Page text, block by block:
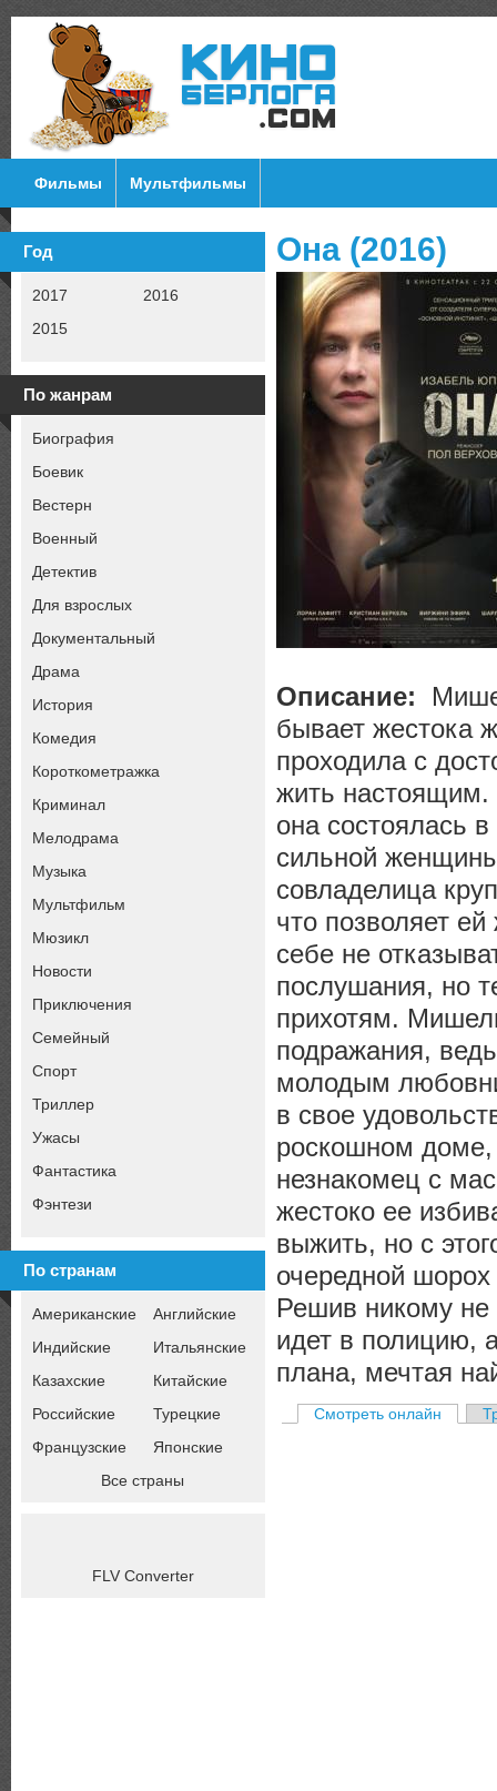
Фильмы Мультфильмы
Год
2017
2016
2015
По жанрам
Биография
Боевик
Вестерн
Военный
Детектив
Для взрослых
Документальный
Драма
История
Комедия
Короткометражка
Криминал
Мелодрама
Музыка
Мультфильм
Мюзикл
Новости
Приключения
Семейный
Спорт
Триллер
Ужасы
Фантастика
Фэнтези
По странам
Американские
Английские
Индийские
Итальянские
Казахские
Китайские
Российские
Турецкие
Французские
Японские
Все страны
FLV Converter
Она (2016)
Описание:
бывает жестока
проходила с
жить настоящим.
она состоялась
сильной
совладелица
что позволяет
себе не
послушания, но
прихотям.
подражания,
молодым
в свое
роскошном
незнакомец с
жестоко ее
выжить, но с
очередной
Решив никому не
идет в полицию,
плана, мечтая
Смотреть онлайн